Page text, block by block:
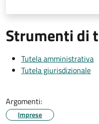
Strumenti di
Tutela amministrativa
Tutela giurisdizionale
Argomenti:
Imprese